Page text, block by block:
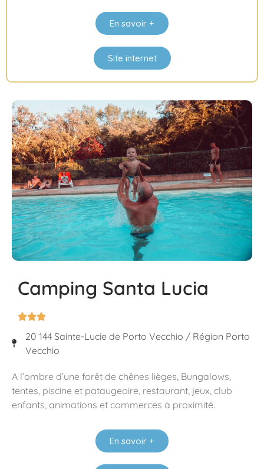
En savoir +
Site internet
Camping Santa Lucia

20 144 Sainte-Lucie de Porto Vecchio / Région Porto
Vecchio
A l’ombre d’une forêt de chênes lièges, Bungalows,
tentes, piscine et pataugeoire, restaurant, jeux, club
enfants, animations et commerces à proximité.
En savoir +